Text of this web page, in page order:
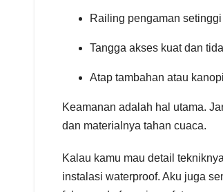
Railing pengaman
Tangga akses kuat dan
Atap tambahan atau
Keamanan adalah hal utama.
dan materialnya tahan cuaca.
Kalau kamu mau detail
instalasi waterproof. Aku juga